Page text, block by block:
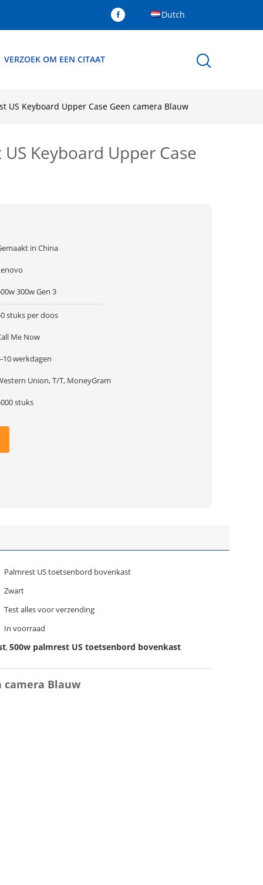
Dutch
VERZOEK OM EEN CITAAT
US Keyboard Upper Case Geen camera Blauw
Keyboard Upper Case
in China
300w Gen 3
stuks per doos
Me Now
10 werkdagen
Union, T/T, MoneyGram
stuks
Palmrest US toetsenbord bovenkast
Zwart
Test alles voor verzending
In voorraad
,500w palmrest US toetsenbord bovenkast
camera Blauw